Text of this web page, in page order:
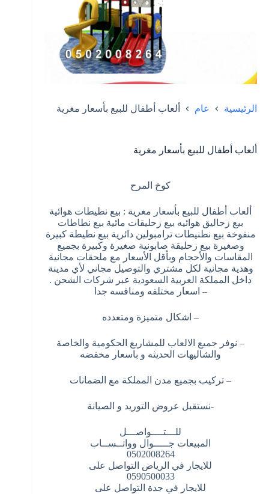
الرئيسية عام ألعاب أطفال للبيع بأسعار مغرية
ألعاب أطفال للبيع بأسعار مغرية
كوخ المرح
ألعاب أطفال للبيع بأسعار مغرية : بيع نطيطات هوائية
بيع زحاليق هوائيه بيع زحليقات مائية بيع نطاطات
منفوخة بيع نطنيطات ترامبولين دائرية بيع نطيطة كبيرة
وصغيرة بيع زحليقة صابونية صغيرة وكبيرة بجميع
المقاسات والأحجام وبأقل الأسعار مع ملحقات مجانية
وهدية مجانية لكل مشتري والتوصيل مجاني لأي مدينة
داخل المملكة العربية السعودية عبر شركات الشحن .
– اسعار مختلفه ومنافسه جدا
– اشكال متميزة ومتعدده
– نوفر جميع الالعاب للمشاريع الحكومية والخاصة
والشاليهات الحديثه و باسعار مخفضه
– تركيب بجميع مدن المملكة مع الضمانات
-نستقبل عروض التوريد و الصيانة
للـــتــــواصـــل
المبيعات جـــــوال وواتــســاب
0502008264
للايجار في الرياض التواصل على
0590500033
للايجار في جدة التواصل على